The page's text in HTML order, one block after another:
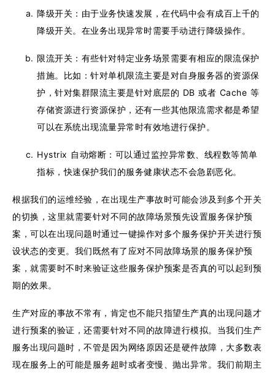
降级开关：由于业务快速发展，在代码中会有成百上千的
降级开关。在业务出现异常时需要手动进行降级操作。
限流开关：有些针对特定业务场景需要有相应的限流保护
措施。比如：针对单机限流主要是对自身服务器的资源保
护，针对集群限流主要是针对底层的 DB 或者 Cache 等
存储资源进行资源保护，还有一些其他限流需求都是希望
可以在系统出现流量异常时有效地进行保护。
Hystrix 自动熔断：可以通过监控异常数、线程数等简单
指标，快速保护我们的服务健康状态不会急剧恶化。
根据我们的运维经验，在出现生产事故时可能会涉及到多个开关
的切换，这里就需要针对不同的故障场景预先设置服务保护预
案，可以在出现问题时通过一键操作对多个服务保护开关进行预
设状态的变更。我们既然有了应对不同故障场景的服务保护预
案，就需要时不时来验证这些服务保护预案是否真的可以起到预
期的效果。
生产对应的事故不常有，肯定也不能只指望生产真的出现问题才
进行预案的验证，还需要针对不同的故障进行模拟。当我们生产
服务出现问题时，不管是因为网络原因还是硬件故障，大多数表
现在服务上的可能是服务超时或者变慢、抛出异常。我们前期主